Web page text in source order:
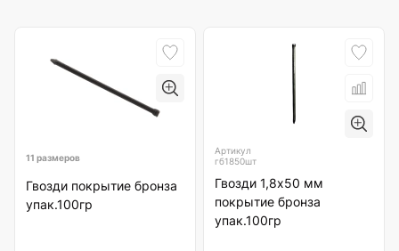
11 размеров
Гвозди покрытие бронза
упак.100гр
Артикул
гб1850шт
Гвозди 1,8х50 мм
покрытие бронза
упак.100гр